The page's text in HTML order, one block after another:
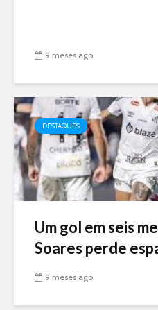
9 meses ago
DESTAQUES
Um gol em seis
Soares perde
9 meses ago